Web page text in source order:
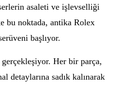
asaleti ve işlevselliği
bu noktada, antika Rolex
başlıyor.
Her bir parça,
detaylarına sadık kalınarak